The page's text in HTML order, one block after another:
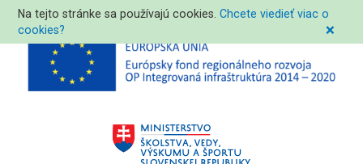
Na tejto stránke sa používajú cookies.Chcete viedieť viac o
cookies?
❌